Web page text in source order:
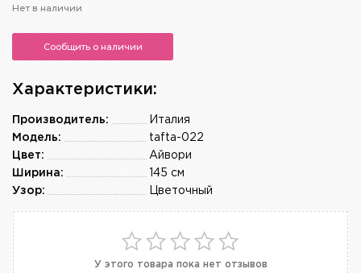
Нет в наличии
Сообщить о наличии
Характеристики:
Италия
Производитель:
tafta-022
Модель:
Айвори
Цвет:
145 см
Ширина:
Цветочный
Узор:
У этого товара пока нет отзывов